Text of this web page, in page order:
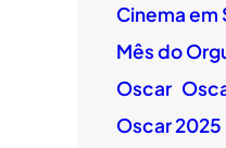
Cinema em
Mês do
Oscar
Oscar 2025